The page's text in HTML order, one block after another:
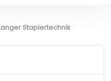
Staplertechnik